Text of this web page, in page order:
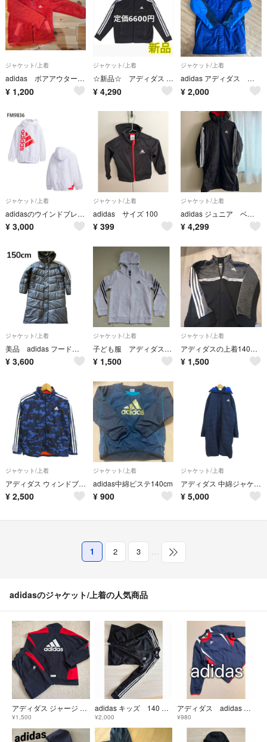
ジャケット/上着
adidas ボアアウター 110
¥ 1,200
ジャケット/上着
☆新品☆ アディダス キッズ ジャージ デニムルック ダブルニット ブラック
¥ 4,290
ジャケット/上着
adidas アディダス スポーツジャンバー160
¥ 2,000
ジャケット/上着
adidasのウインドブレーカー（型番：FM9836）サイズ130
¥ 3,000
ジャケット/上着
adidas サイズ 100
¥ 399
ジャケット/上着
adidas ジュニア ベンチコート 150
¥ 4,299
ジャケット/上着
美品 adidas フード付きベンチコート 150 ブラック サッカーアディダス
¥ 3,600
ジャケット/上着
子ども服 アディダス ジップパーカー
¥ 1,500
ジャケット/上着
アディダスの上着140センチ 黒
¥ 1,500
ジャケット/上着
アディダス ウィンドブレーカー パーカー アウター カモフラ柄 スポーツウエア キッズ 男の子用 160サイズ ブルー adidas
¥ 2,500
ジャケット/上着
adidas中綿ピステ140cm
¥ 900
ジャケット/上着
アディダス 中綿ジャケット ベンチコート アウター スポーツウエア キッズ 男の子用 160サイズ ネイビー adidas
¥ 5,000
1 2 3 …
adidasのジャケット/上着の人気商品
アディダス ジャージ 上下 160
¥1,500
adidas キッズ 140 ジャージ 美品☆
¥2,000
アディダス adidas ピステ ウィンドブレーカー ネイビー 160
¥980